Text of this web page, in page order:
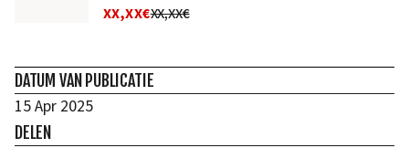
XX,XX€XX,XX€
DATUM VAN PUBLICATIE
15 Apr 2025
DELEN